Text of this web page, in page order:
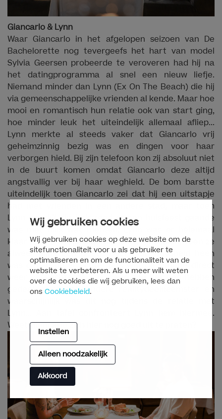
Wij gebruiken cookies
Wij gebruiken cookies op deze website om de
sitefunctionaliteit voor u als gebruiker te
optimaliseren en om de functionaliteit van de
website te verbeteren. Als u meer wilt weten
over de cookies die wij gebruiken, lees dan
ons Cookiebeleid.
Instellen
Alleen noodzakelijk
Akkoord
Giancarlo & Lynn
Waar Giancarlo in het afgelopen seizoen van De
Bachelorette nog tevergeefs het hart van model
Sylvia Geersen probeerde te veroveren had hij na
het datingprogramma al snel een nieuw liefje.
Niemand minder dan Lynn (Ex On The Beach) die hij
via gemeenschappelijke vrienden al kende. Maar hoe
mooi en romantisch hun relatie ook van start ging,
hoe minder leuk het uiteindelijk allemaal afliep...
Lynn merkte al steeds vaker dat Giancarlo vrij
geheimzinnig bezig was en dingen voor haar
verborgen hield. Bij zijn telefoon kon zij absoluut niet
in de buurt komen omdat Giancarlo deze altijd
angstvallig ver bij haar weghield. De bom barstte
uiteindelijk toen Giancarlo zei dat hij een uitstapje
had met vrienden in een andere stad, maar toen
Lynn voorbij zijn huis reed er een huisfeest gaande
was met flink wat mensen! Lynn was er hélemaal
klaar mee en negeerde Giancarlo sindsdien. Toen ze
alweer bijna een beetje over haar boosheid heen
was gebeurde er echter iets wat de situatie direct
weer verslechterde. Giancarlo zou het bed hebben
gedeeld met een andere realitydeelneemster en
waarschijnlijk was dit nog tíjdens de relatie met
Lynn... Aan tafel confronteert Lynn hem hiermee.
Weet Giancarlo zich hier nog goed uit te praten?